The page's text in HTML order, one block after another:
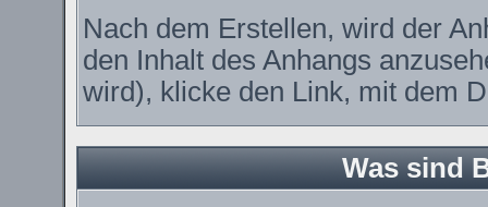
Nach dem Erstellen, wird der
den Inhalt des Anhangs
wird), klicke den Link, mit dem
Was sind